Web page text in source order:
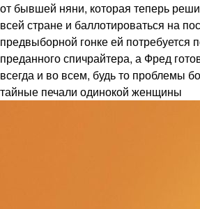
от бывшей няни, которая теперь
всей стране и баллотироваться на
предвыборной гонке ей потребуется
преданного спичрайтера, а Фред
всегда и во всем, будь то проблемы
тайные печали одинокой женщины